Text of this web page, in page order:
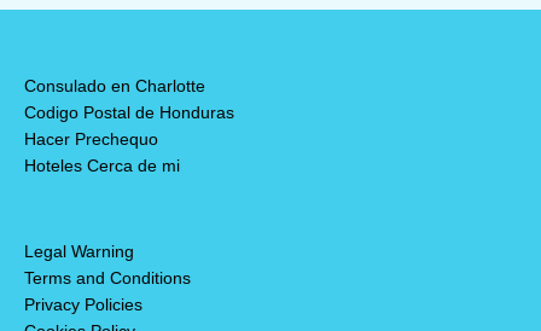
Consulado en Charlotte
Codigo Postal de Honduras
Hacer Prechequo
Hoteles Cerca de mi
Legal Warning
Terms and Conditions
Privacy Policies